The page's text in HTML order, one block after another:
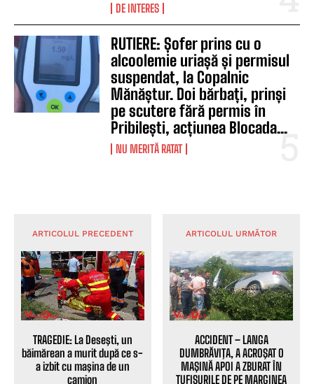
DE INTERES
RUTIERE: Șofer prins cu o
alcoolemie uriașă și permisul
suspendat, la Copalnic
Mănăștur. Doi bărbați, prinși
pe scutere fără permis în
Pribilești, acțiunea Blocada...
NU MERITĂ RATAT
ARTICOLUL PRECEDENT
TRAGEDIE: La Deseşti, un
băimărean a murit după ce s-
a izbit cu maşina de un
camion
ARTICOLUL URMĂTOR
ACCIDENT – LANGA
DUMBRĂVIŢA, A ACROŞAT O
MAŞINĂ APOI A ZBURAT ÎN
TUFIŞURILE DE PE MARGINEA